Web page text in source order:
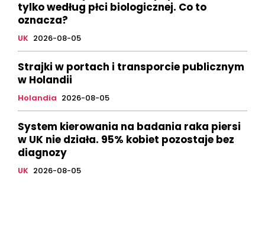
tylko według płci biologicznej. Co to
oznacza?
UK 2026-08-05
Strajki w portach i transporcie publicznym
w Holandii
Holandia 2026-08-05
System kierowania na badania raka piersi
w UK nie działa. 95% kobiet pozostaje bez
diagnozy
UK 2026-08-05